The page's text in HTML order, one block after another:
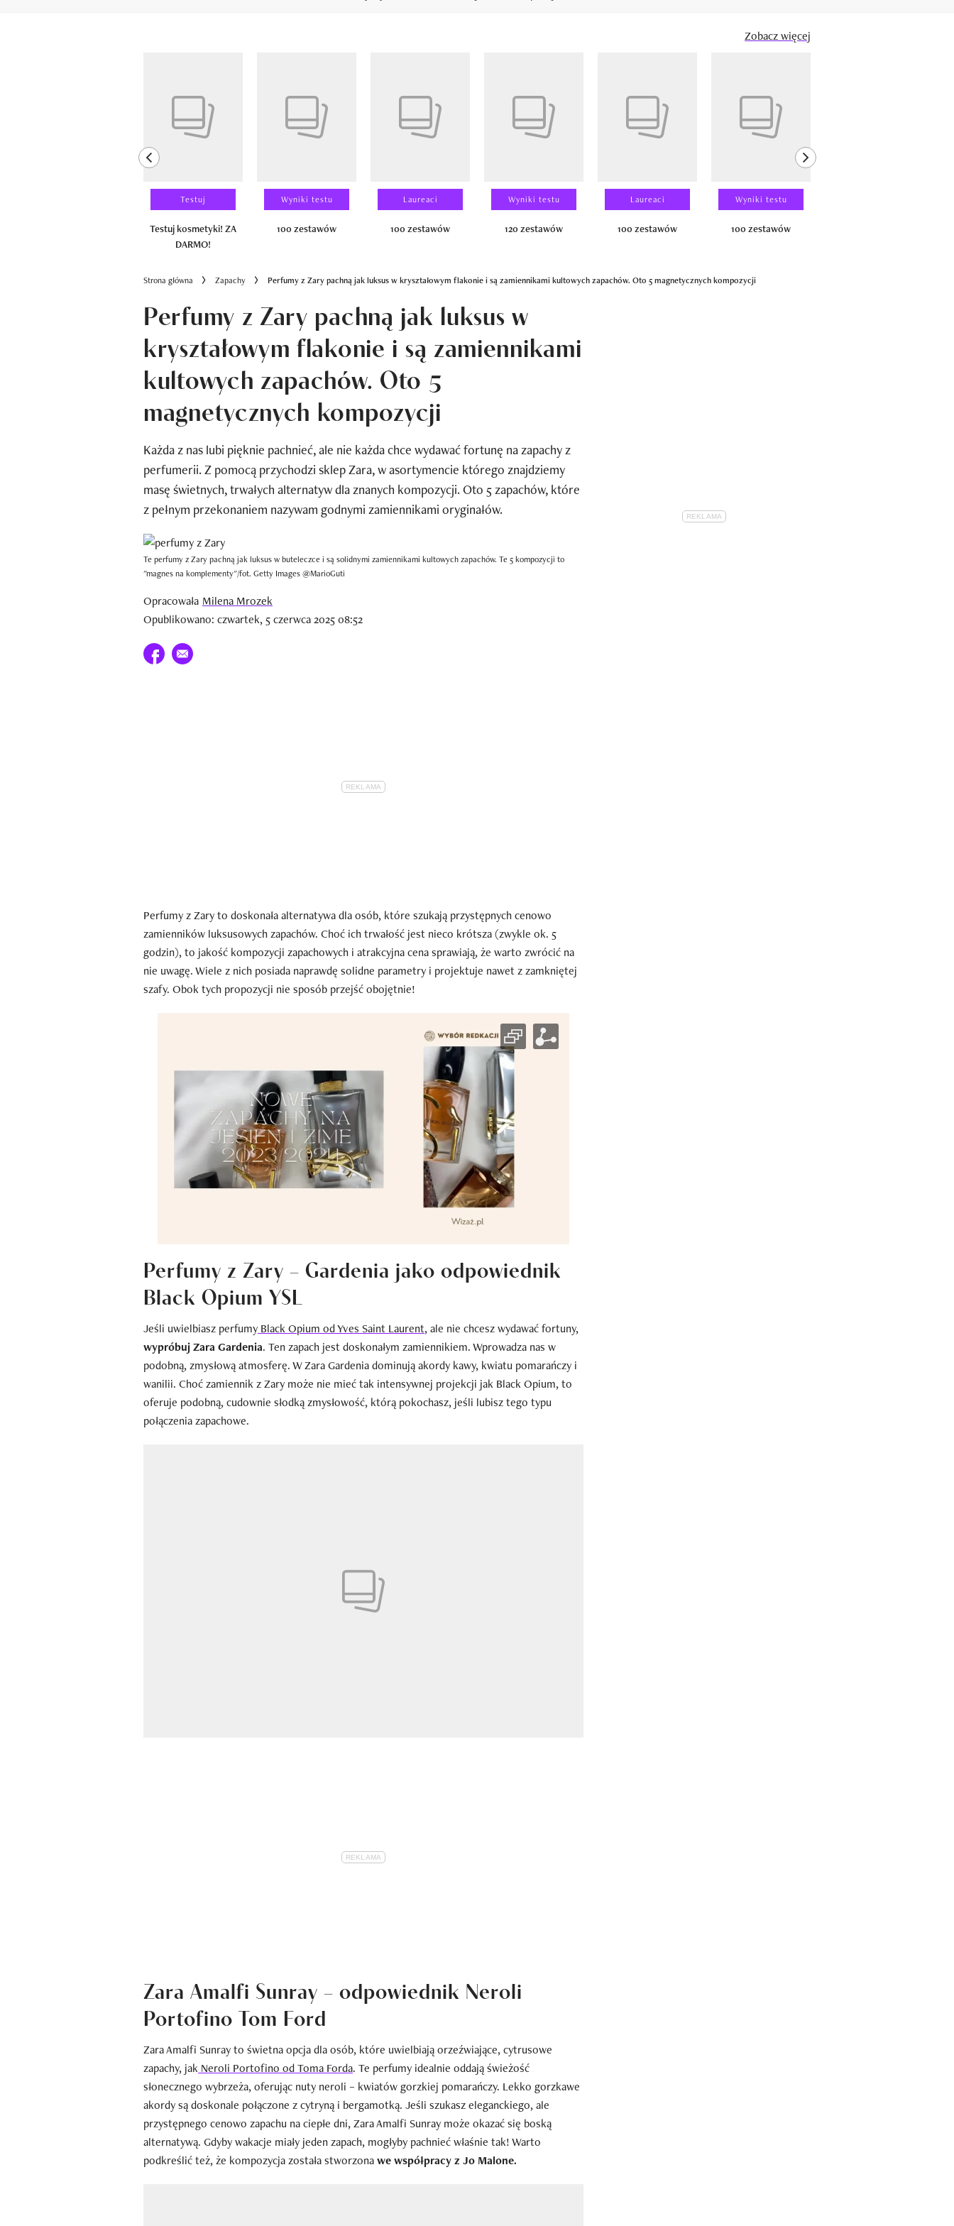
Zobacz więcej
previous element
Testuj
Testuj kosmetyki! ZA
DARMO!
Wyniki testu
100 zestawów
Laureaci
100 zestawów
Wyniki testu
120 zestawów
Laureaci
100 zestawów
Wyniki testu
100 zestawów
next element
Strona główna Zapachy Perfumy z Zary pachną jak luksus w kryształowym flakonie i są zamiennikami kultowych zapachów. Oto 5 magnetycznych kompozycji
Perfumy z Zary pachną jak luksus w
kryształowym flakonie i są zamiennikami
kultowych zapachów. Oto 5
magnetycznych kompozycji
Każda z nas lubi pięknie pachnieć, ale nie każda chce wydawać fortunę na zapachy z
perfumerii. Z pomocą przychodzi sklep Zara, w asortymencie którego znajdziemy
masę świetnych, trwałych alternatyw dla znanych kompozycji. Oto 5 zapachów, które
z pełnym przekonaniem nazywam godnymi zamiennikami oryginałów.
Te perfumy z Zary pachną jak luksus w buteleczce i są solidnymi zamiennikami kultowych zapachów. Te 5 kompozycji to
"magnes na komplementy"/fot. Getty Images @MarioGuti
Opracowała Milena Mrozek
Opublikowano: czwartek, 5 czerwca 2025 08:52
Udostępnij na facebook
E-mail do przyjaciela
Perfumy z Zary to doskonała alternatywa dla osób, które szukają przystępnych cenowo
zamienników luksusowych zapachów. Choć ich trwałość jest nieco krótsza (zwykle ok. 5
godzin), to jakość kompozycji zapachowych i atrakcyjna cena sprawiają, że warto zwrócić na
nie uwagę. Wiele z nich posiada naprawdę solidne parametry i projektuje nawet z zamkniętej
szafy. Obok tych propozycji nie sposób przejść obojętnie!
Perfumy z Zary – Gardenia jako odpowiednik
Black Opium YSL
Jeśli uwielbiasz perfumy Black Opium od Yves Saint Laurent, ale nie chcesz wydawać fortuny,
wypróbuj Zara Gardenia. Ten zapach jest doskonałym zamiennikiem. Wprowadza nas w
podobną, zmysłową atmosferę. W Zara Gardenia dominują akordy kawy, kwiatu pomarańczy i
wanilii. Choć zamiennik z Zary może nie mieć tak intensywnej projekcji jak Black Opium, to
oferuje podobną, cudownie słodką zmysłowość, którą pokochasz, jeśli lubisz tego typu
połączenia zapachowe.
Zara Amalfi Sunray – odpowiednik Neroli
Portofino Tom Ford
Zara Amalfi Sunray to świetna opcja dla osób, które uwielbiają orzeźwiające, cytrusowe
zapachy, jak Neroli Portofino od Toma Forda. Te perfumy idealnie oddają świeżość
słonecznego wybrzeża, oferując nuty neroli – kwiatów gorzkiej pomarańczy. Lekko gorzkawe
akordy są doskonale połączone z cytryną i bergamotką. Jeśli szukasz eleganckiego, ale
przystępnego cenowo zapachu na ciepłe dni, Zara Amalfi Sunray może okazać się boską
alternatywą. Gdyby wakacje miały jeden zapach, mogłyby pachnieć właśnie tak! Warto
podkreślić też, że kompozycja została stworzonawe współpracy z Jo Malone.